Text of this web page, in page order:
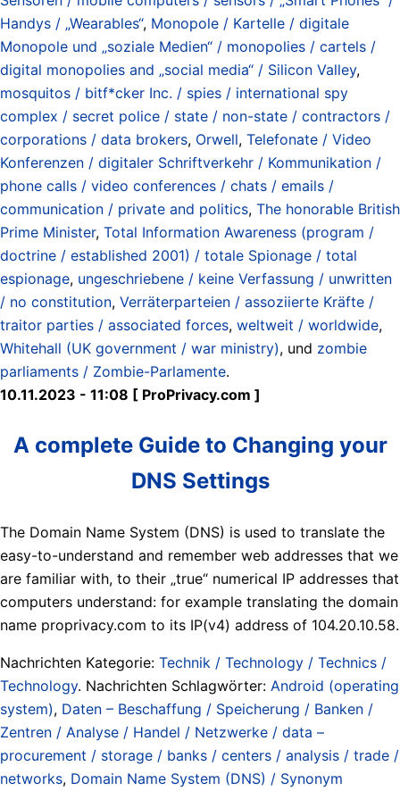
Handys / „Wearables“, Monopole / Kartelle / digitale
Monopole und „soziale Medien“ / monopolies / cartels /
digital monopolies and „social media“ / Silicon Valley,
mosquitos / bitf*cker Inc. / spies / international spy
complex / secret police / state / non-state / contractors /
corporations / data brokers, Orwell, Telefonate / Video
Konferenzen / digitaler Schriftverkehr / Kommunikation /
phone calls / video conferences / chats / emails /
communication / private and politics, The honorable British
Prime Minister, Total Information Awareness (program /
doctrine / established 2001) / totale Spionage / total
espionage, ungeschriebene / keine Verfassung / unwritten
/ no constitution, Verräterparteien / assoziierte Kräfte /
traitor parties / associated forces, weltweit / worldwide,
Whitehall (UK government / war ministry), und zombie
parliaments / Zombie-Parlamente.
10.11.2023 - 11:08 [ ProPrivacy.com ]
A complete Guide to Changing your
DNS Settings
The Domain Name System (DNS) is used to translate the
easy-to-understand and remember web addresses that we
are familiar with, to their „true“ numerical IP addresses that
computers understand: for example translating the domain
name proprivacy.com to its IP(v4) address of 104.20.10.58.
Nachrichten Kategorie: Technik / Technology / Technics /
Technology. Nachrichten Schlagwörter: Android (operating
system), Daten – Beschaffung / Speicherung / Banken /
Zentren / Analyse / Handel / Netzwerke / data –
procurement / storage / banks / centers / analysis / trade /
networks, Domain Name System (DNS) / Synonym